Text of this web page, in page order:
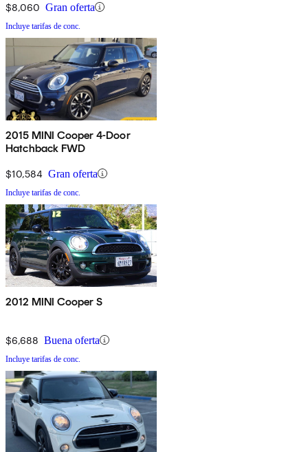
$8,060 Gran oferta
Incluye tarifas de conc.
2015 MINI Cooper 4-Door
Hatchback FWD
$10,584 Gran oferta
Incluye tarifas de conc.
2012 MINI Cooper S
$6,688 Buena oferta
Incluye tarifas de conc.